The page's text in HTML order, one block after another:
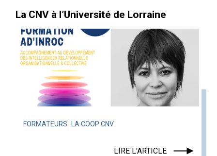
La CNV à l’Université de Lorraine
FORMATEURS LA COOP CNV
LIRE L'ARTICLE